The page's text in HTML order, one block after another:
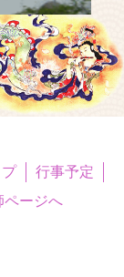
行事予定
ページへ